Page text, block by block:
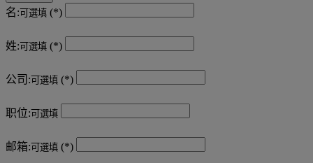
名: 可選填
姓: 可選填
公司: 可選填
职位: 可選填
邮箱: 可選填